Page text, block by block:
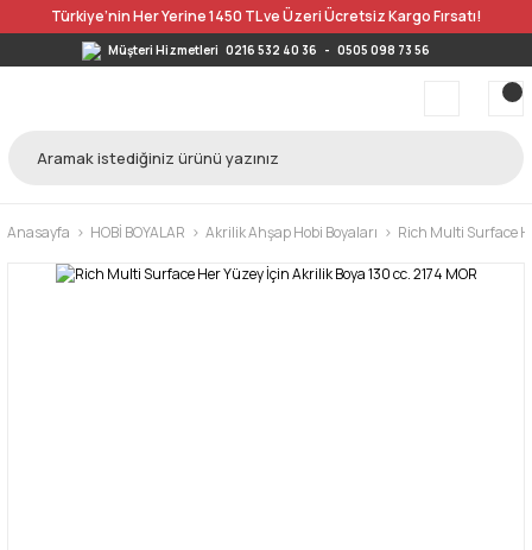
Türkiye’nin Her Yerine 1450 TL ve Üzeri Ücretsiz Kargo Fırsatı!
Müşteri Hizmetleri 0216 532 40 36 - 0505 098 73 56
Anasayfa HOBİ BOYALAR Akrilik Ahşap Hobi Boyaları Rich Multi Surface